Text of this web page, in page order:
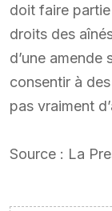
doit faire
droits des
d’une
consentir à
pas vraiment
Source : La